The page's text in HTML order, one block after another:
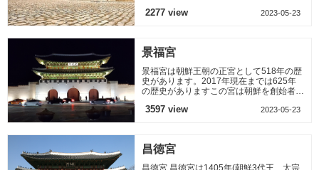
め、別廟の永寧殿と典祀
2277 view 2023-05-23
景福宮
景福宮は朝鮮王朝の正宮として518年の歴
史があります。2017年現在までは625年
の歴史がありますこの宮は朝鮮を創始者で
際、新しい王朝の宮殿とし
3597 view 2023-05-23
昌徳宮
昌徳宮 昌徳宮は1405年(朝鮮3代王、太宗